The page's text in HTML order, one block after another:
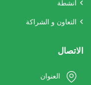
أنشطة
التعاون و الشراكة
الاتصال
العنوان